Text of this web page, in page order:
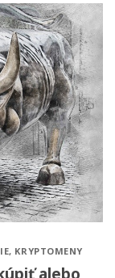
, KRYPTOMENY
alebo